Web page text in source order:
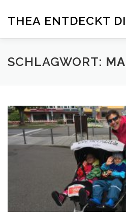
Inhalt
THEA ENTDECKT
ÜBER THEA
SCHLAGWORT: